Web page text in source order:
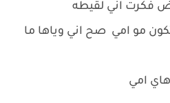
فكرت اني لقيطه
مو امي صح اني وياها ما
امي